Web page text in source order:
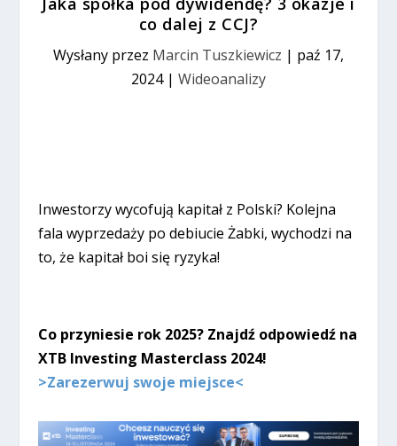
co dalej z CCJ?
Wysłany przez Marcin Tuszkiewicz | paź 17,
2024| Wideoanalizy
Inwestorzy wycofują kapitał z Polski? Kolejna
fala wyprzedaży po debiucie Żabki, wychodzi na
to, że kapitał boi się ryzyka!
Co przyniesie rok 2025? Znajdź odpowiedź na
XTB Investing Masterclass 2024!
>Zarezerwuj swoje miejsce<